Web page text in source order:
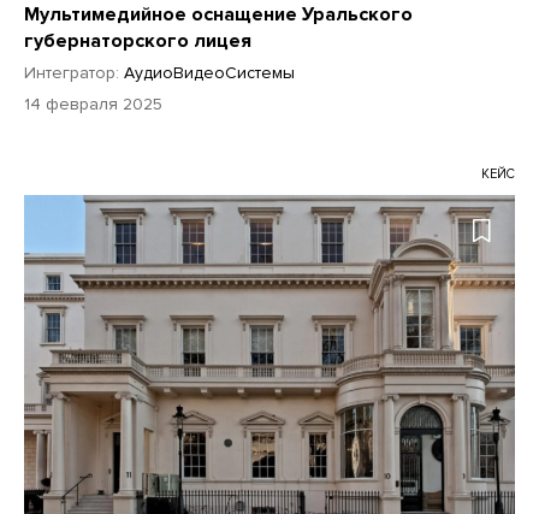
Мультимедийное оснащение Уральского
губернаторского лицея
Интегратор: АудиоВидеоСистемы
14 февраля 2025
КЕЙС